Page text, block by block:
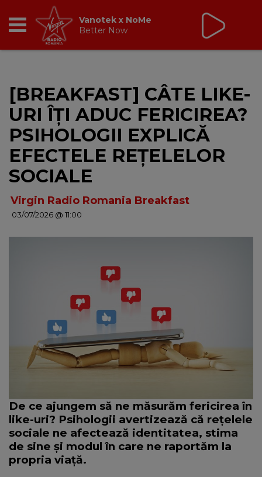
BREAKFAST
TIC TALK
CÂȘTIGĂ
DANCEFLOOR CHART
CONTUL MEU
Non Stop Virgin
cu Virgin Radio Romania
24/24
[BREAKFAST] CÂTE LIKE-
URI ÎȚI ADUC FERICIREA?
PSIHOLOGII EXPLICĂ
EFECTELE REȚELELOR
SOCIALE
Virgin Radio Romania Breakfast
03/07/2026 @ 11:00
De ce ajungem să ne măsurăm fericirea în
like-uri? Psihologii avertizează că rețelele
sociale ne afectează identitatea, stima
de sine și modul în care ne raportăm la
propria viață.